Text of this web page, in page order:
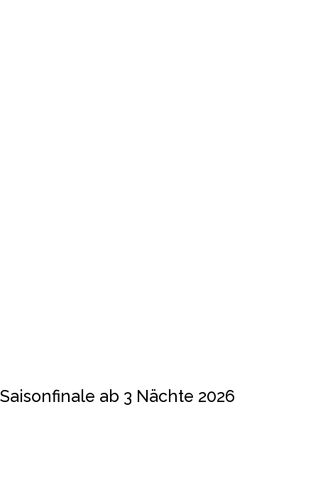
Saisonfinale ab 3 Nächte 2026